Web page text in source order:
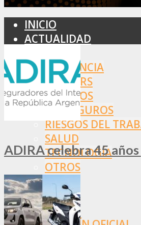
INICIO
ACTUALIDAD
ASISTENCIA
BROKERS
SEGUROS
REASEGUROS
RIESGOS DEL
SALUD
TECNOLOGÍA
OTROS
NORMAS
SSN
SRT
ADIRA celebra 45